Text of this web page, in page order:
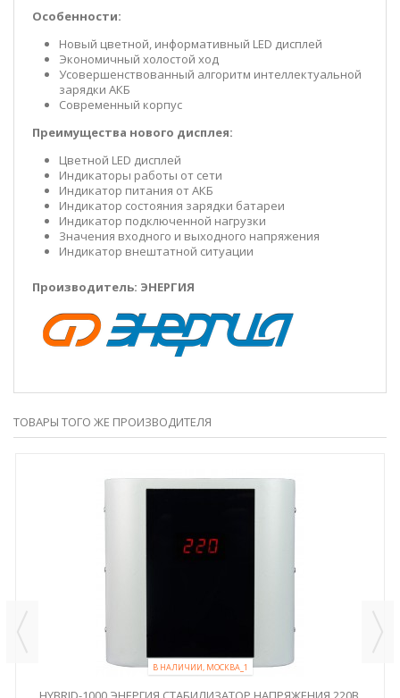
Особенности:
Новый цветной, информативный LED дисплей
Экономичный холостой ход
Усовершенствованный алгоритм интеллектуальной
зарядки АКБ
Современный корпус
Преимущества нового дисплея:
Цветной LED дисплей
Индикаторы работы от сети
Индикатор питания от АКБ
Индикатор состояния зарядки батареи
Индикатор подключенной нагрузки
Значения входного и выходного напряжения
Индикатор внештатной ситуации
Производитель: ЭНЕРГИЯ
ТОВАРЫ ТОГО ЖЕ ПРОИЗВОДИТЕЛЯ
В НАЛИЧИИ, МОСКВА_1